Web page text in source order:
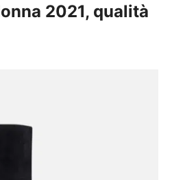
2021, qualità